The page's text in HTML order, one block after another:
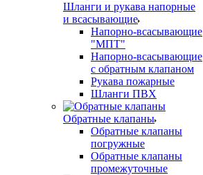
Шланги и рукава напорные
и всасывающие
Напорно-всасывающие
"МПТ"
Напорно-всасывающие
с обратным клапаном
Рукава пожарные
Шланги ПВХ
Обратные клапаны
Обратные клапаны
погружные
Обратные клапаны
промежуточные